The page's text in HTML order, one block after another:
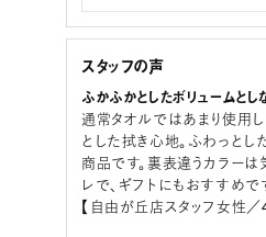
スタッフの声
ふかふかとしたボリュームと
通常タオルではあまり使用
とした拭き心地。ふわっと
商品です。裏表違うカラーは
レで、ギフトにもおすすめで
【自由が丘店スタッフ女性／